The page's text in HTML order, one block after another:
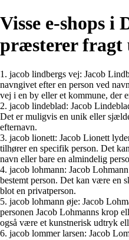
Visse e-shops i
præsterer fragt
1. jacob lindbergs vej: Jacob
navngivet efter en person ved
vej i en by eller et kommune, der
2. jacob lindeblad: Jacob
Det er muligvis en unik eller
efternavn.
3. jacob lionett: Jacob Lionett
tilhører en specifik person. Det
navn eller bare en almindelig
4. jacob lohmann: Jacob
bestemt person. Det kan være en
blot en privatperson.
5. jacob lohmann øje: Jacob
personen Jacob Lohmanns krop
også være et kunstnerisk udtryk
6. jacob lommer larsen: Jacob